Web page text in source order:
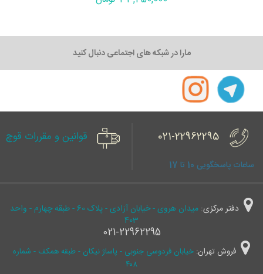
مارا در شبکه های اجتماعی دنبال کنید
021-22962295
ساعات پاسخگویی 10 تا 17
قوانین و مقررات قوچ
دفتر مرکزی:
میدان هروی - خیابان آزادی - پلاک 60 - طبقه چهارم - واحد
403
021-22962295
فروش تهران: خیابان فردوسی جنوبی - پاساژ نیکان - طبقه همکف - شماره
۴۰۸